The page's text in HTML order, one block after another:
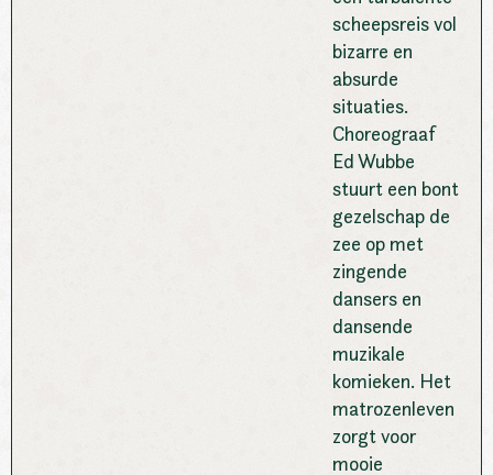
scheepsreis vol
bizarre en
absurde
situaties.
Choreograaf
Ed Wubbe
stuurt een bont
gezelschap de
zee op met
zingende
dansers en
dansende
muzikale
komieken. Het
matrozenleven
zorgt voor
mooie